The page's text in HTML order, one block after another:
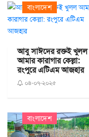
বাংলাদেশ
আবু সাঈদের রক্তই খুলল
আমার কারাগার কেল্লা:
রংপুরে এটিএম আজহার
০৪-০৭-২০২৫
বাংলাদেশ